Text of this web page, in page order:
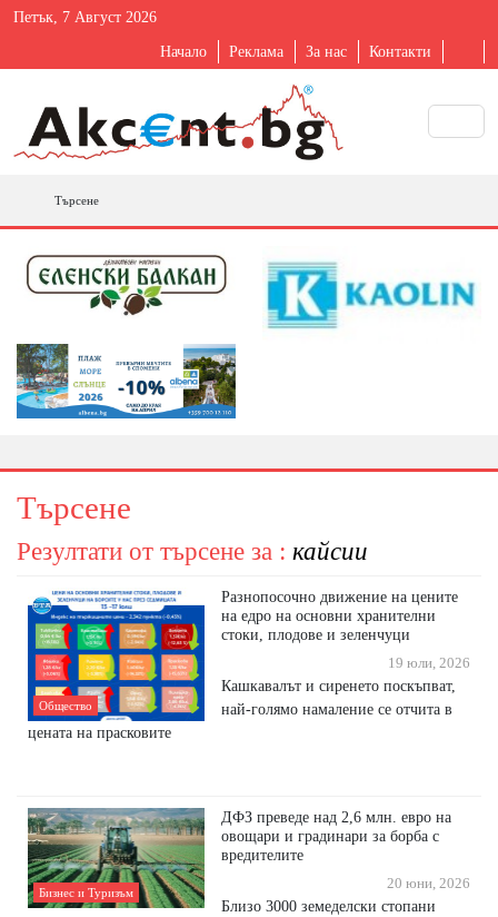
Петък, 7 Август 2026
Начало Реклама За нас Контакти
Търсене
Търсене
Резултати от търсене за : кайсии
Общество
Разнопосочно движение на цените
на едро на основни хранителни
стоки, плодове и зеленчуци
19 юли, 2026
Кашкавалът и сиренето поскъпват,
най-голямо намаление се отчита в
цената на прасковите
Бизнес и Туризъм
ДФЗ преведе над 2,6 млн. евро на
овощари и градинари за борба с
вредителите
20 юни, 2026
Близо 3000 земеделски стопани